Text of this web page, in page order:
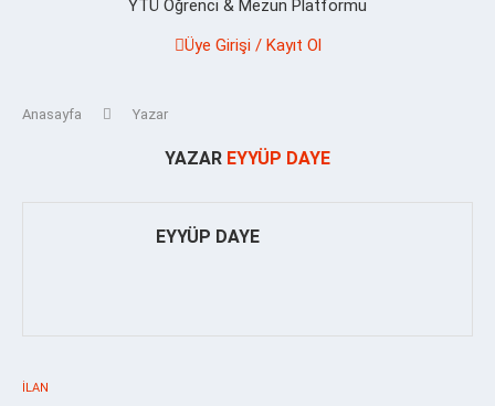
YTÜ Öğrenci & Mezun Platformu
Üye Girişi / Kayıt Ol
Anasayfa Yazar
YAZAR EYYÜP DAYE
EYYÜP DAYE
İLAN